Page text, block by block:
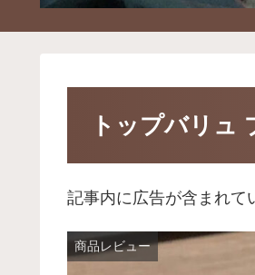
トップバリュ
記事内に広告が含まれて
商品レビュー